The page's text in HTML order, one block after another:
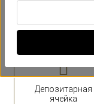
Депозитарная
ячейка